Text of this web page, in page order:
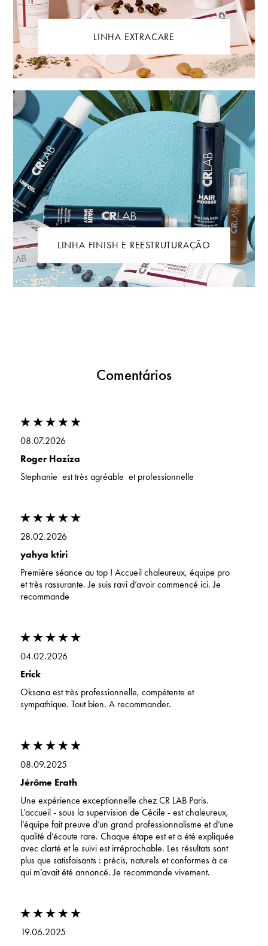
LINHA EXTRACARE
LINHA FINISH E REESTRUTURAÇÃO
Comentários
08.07.2026
Roger Haziza
Stephanie est très agréable et professionnelle
28.02.2026
yahya ktiri
Première séance au top ! Accueil chaleureux, équipe pro
et très rassurante. Je suis ravi d’avoir commencé ici. Je
recommande
04.02.2026
Erick
Oksana est très professionnelle, compétente et
sympathique. Tout bien. A recommander.
08.09.2025
Jérôme Erath
Une expérience exceptionnelle chez CR LAB Paris.
L’accueil - sous la supervision de Cécile - est chaleureux,
l’équipe fait preuve d’un grand professionnalisme et d’une
qualité d’écoute rare. Chaque étape est et a été expliquée
avec clarté et le suivi est irréprochable. Les résultats sont
plus que satisfaisants : précis, naturels et conformes à ce
qui m’avait été annoncé. Je recommande vivement.
19.06.2025